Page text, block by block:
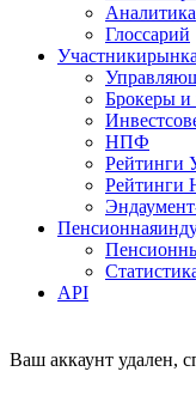
Аналитика
Глоссарий
Участникирынка
Брокеры и
НПФ
Рейтинги
Рейтинги
Пенсионная
API
Ваш аккаунт удален,